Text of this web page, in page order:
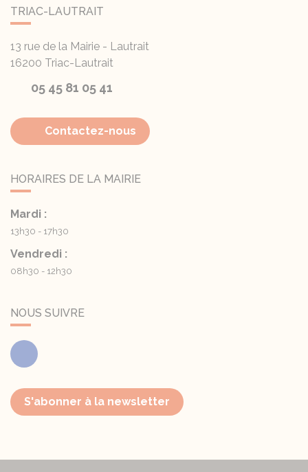
TRIAC-LAUTRAIT
13 rue de la Mairie - Lautrait
16200 Triac-Lautrait
05 45 81 05 41
Contactez-nous
HORAIRES DE LA MAIRIE
Mardi :
13h30 - 17h30
Vendredi :
08h30 - 12h30
NOUS SUIVRE
Facebook
S'abonner à la newsletter